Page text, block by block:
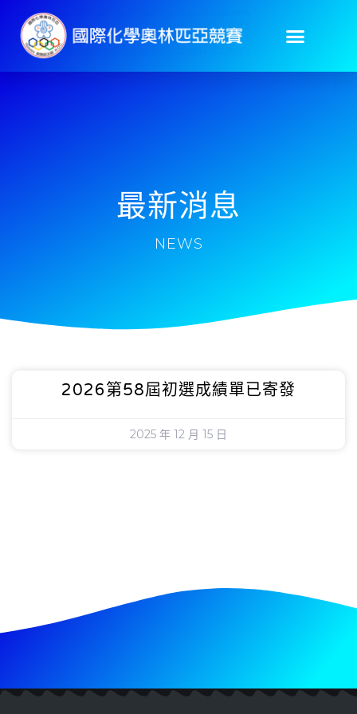
最新消息
NEWS
2026第58屆初選成績單已寄發
2025 年 12 月 15 日